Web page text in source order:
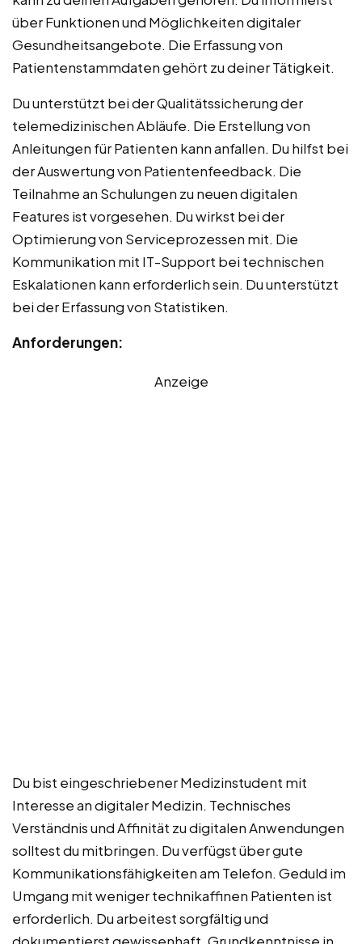
über Funktionen und Möglichkeiten digitaler
Gesundheitsangebote. Die Erfassung von
Patientenstammdaten gehört zu deiner Tätigkeit.
Du unterstützt bei der Qualitätssicherung der
telemedizinischen Abläufe. Die Erstellung von
Anleitungen für Patienten kann anfallen. Du hilfst bei
der Auswertung von Patientenfeedback. Die
Teilnahme an Schulungen zu neuen digitalen
Features ist vorgesehen. Du wirkst bei der
Optimierung von Serviceprozessen mit. Die
Kommunikation mit IT-Support bei technischen
Eskalationen kann erforderlich sein. Du unterstützt
bei der Erfassung von Statistiken.
Anforderungen:
Anzeige
Du bist eingeschriebener Medizinstudent mit
Interesse an digitaler Medizin. Technisches
Verständnis und Affinität zu digitalen Anwendungen
solltest du mitbringen. Du verfügst über gute
Kommunikationsfähigkeiten am Telefon. Geduld im
Umgang mit weniger technikaffinen Patienten ist
erforderlich. Du arbeitest sorgfältig und